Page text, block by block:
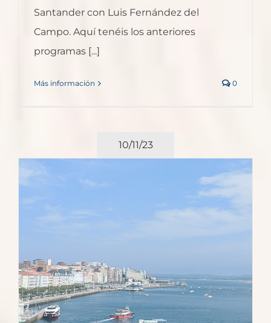
Santander con Luis Fernández del
Campo. Aquí tenéis los anteriores
programas [...]
Más información 0
10/11/23